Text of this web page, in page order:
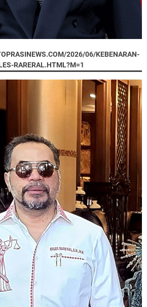
2026/06/KEBENARAN-
RARERAL.HTML?M=1